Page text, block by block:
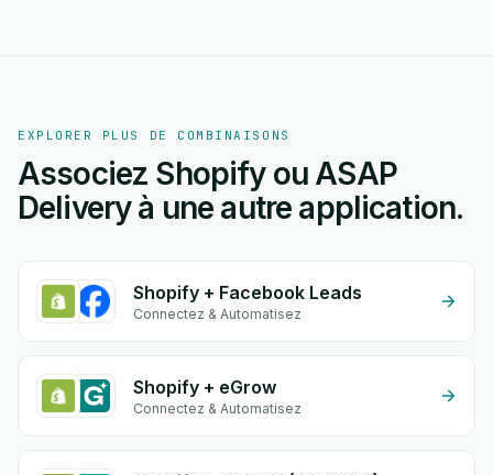
EXPLORER PLUS DE COMBINAISONS
Associez Shopify ou ASAP
Delivery à une autre application.
Shopify + Facebook Leads
Connectez & Automatisez
Shopify + eGrow
Connectez & Automatisez